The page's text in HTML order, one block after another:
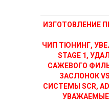
ИЗГОТОВЛЕНИЕ
ЧИП ТЮНИНГ,
STAGE 1,
САЖЕВОГО
ЗАСЛОНОК
СИСТЕМЫ SCR,
УВАЖАЕМЫЕ